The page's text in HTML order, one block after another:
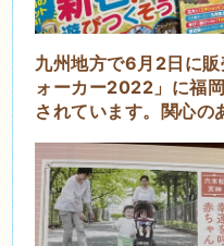
九州地方で6月2日に
ォーカー2022」に福
されています。関心の